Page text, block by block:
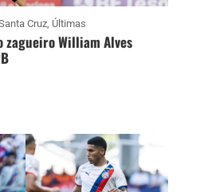
Cruz, Últimas
zagueiro William Alves